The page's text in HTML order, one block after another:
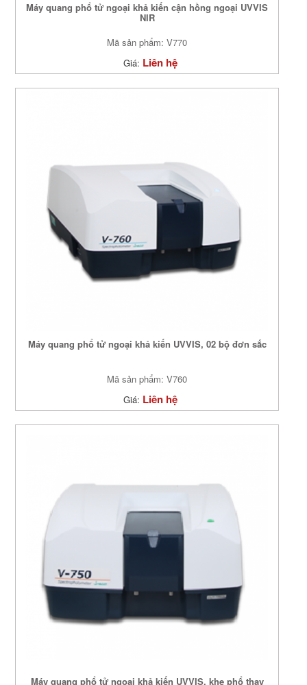
Máy quang phổ tử ngoại khả kiến cận hồng ngoại UVVIS
NIR
Mã sản phẩm: V770
Giá: Liên hệ
Máy quang phổ tử ngoại khả kiến UVVIS, 02 bộ đơn sắc
Mã sản phẩm: V760
Giá: Liên hệ
Máy quang phổ tử ngoại khả kiến UVVIS, khe phổ thay